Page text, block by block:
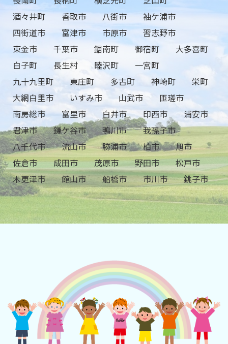
酒々井町
香取市 八街市
袖ケ浦市
四街道市
富津市 市原市
習志野市
東金市
千葉市 鋸南町 御宿町
大多喜町
白子町
長生村 睦沢町
一宮町
九十九里町
東庄町 多古町 神崎町
栄町
大網白里市
いすみ市 山武市
匝瑳市
南房総市
富里市 白井市 印西市
浦安市
君津市
鎌ケ谷市 鴨川市
我孫子市
八千代市
流山市 勝浦市 柏市
旭市
佐倉市
成田市 茂原市 野田市
松戸市
木更津市
館山市 船橋市 市川市 銚子市